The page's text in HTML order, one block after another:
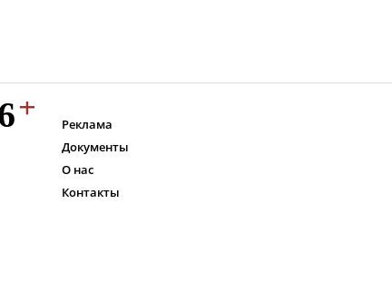
Реклама
Документы
О нас
Контакты